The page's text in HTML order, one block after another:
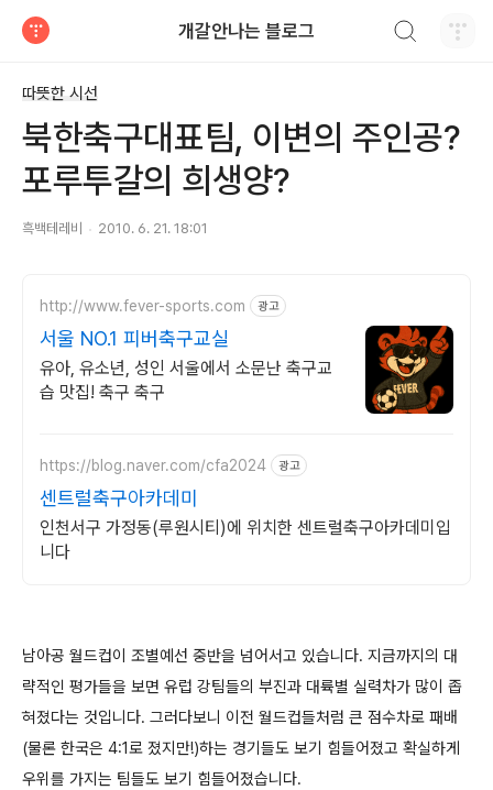
개갈안나는 블로그
따뜻한 시선
북한축구대표팀, 이변의 주인공?
포루투갈의 희생양?
흑백테레비 2010. 6. 21. 18:01
http://www.fever-sports.com 광고
서울 NO.1 피버축구교실
유아, 유소년, 성인 서울에서 소문난 축구교
습 맛집! 축구 축구
https://blog.naver.com/cfa2024 광고
센트럴축구아카데미
인천서구 가정동(루원시티)에 위치한 센트럴축구아카데미입
니다
남아공 월드컵이 조별예선 중반을 넘어서고 있습니다. 지금까지의 대
략적인 평가들을 보면 유럽 강팀들의 부진과 대륙별 실력차가 많이 좁
혀졌다는 것입니다. 그러다보니 이전 월드컵들처럼 큰 점수차로 패배
(물론 한국은 4:1로 졌지만!)하는 경기들도 보기 힘들어졌고 확실하게
우위를 가지는 팀들도 보기 힘들어졌습니다.